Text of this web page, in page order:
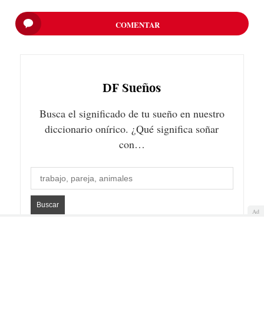
COMENTAR
DF Sueños
Busca el significado de tu sueño en nuestro
diccionario onírico. ¿Qué significa soñar
con…
Ad